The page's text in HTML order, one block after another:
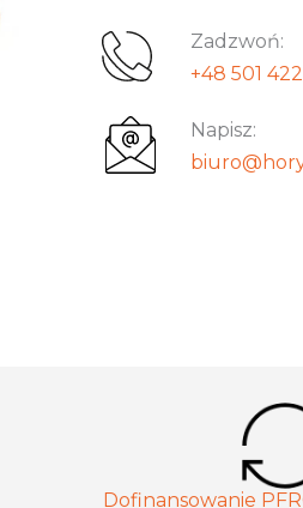
Zadzwoń:
+48 501
Napisz:
Dofinansowanie